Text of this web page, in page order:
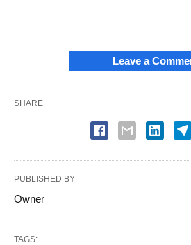
Leave a
SHARE
PUBLISHED BY
Owner
TAGS: